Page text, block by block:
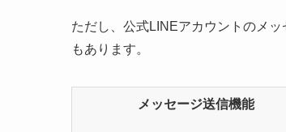
ただし、公式LINEアカウントのメッ
もあります。
メッセージ送信機能